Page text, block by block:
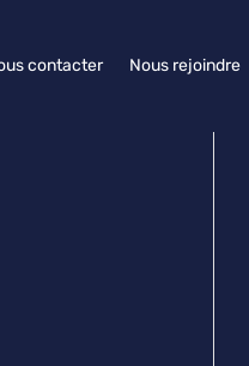
contacter Nous rejoindre